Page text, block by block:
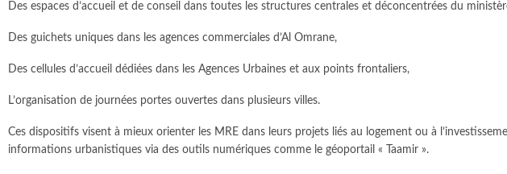
Des espaces d’accueil et de conseil dans toutes les structures centrales et déconcentrées du
Des guichets uniques dans les agences commerciales d’Al Omrane,
Des cellules d’accueil dédiées dans les Agences Urbaines et aux points frontaliers,
L’organisation de journées portes ouvertes dans plusieurs villes.
Ces dispositifs visent à mieux orienter les MRE dans leurs projets liés au logement ou à
informations urbanistiques via des outils numériques comme le géoportail « Taamir ».